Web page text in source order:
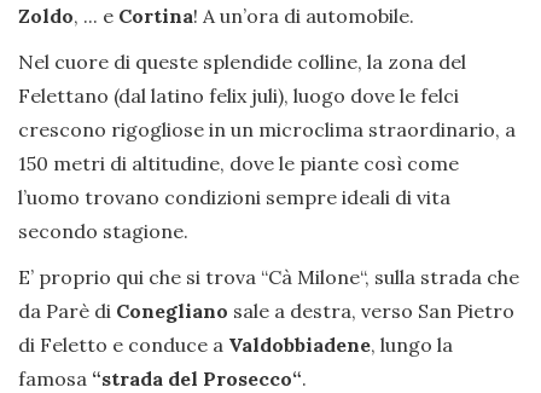
Zoldo, ... e Cortina! A un’ora di automobile.
Nel cuore di queste splendide colline, la zona del
Felettano (dal latino felix juli), luogo dove le felci
crescono rigogliose in un microclima straordinario, a
150 metri di altitudine, dove le piante così come
l’uomo trovano condizioni sempre ideali di vita
secondo stagione.
E’ proprio qui che si trova “Cà Milone“, sulla strada che
da Parè di Conegliano sale a destra, verso San Pietro
di Feletto e conduce a Valdobbiadene, lungo la
famosa “strada del Prosecco“.